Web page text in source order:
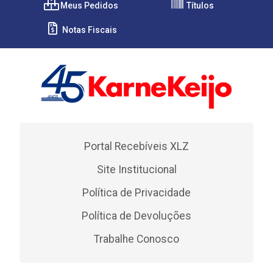
Meus Pedidos Títulos
Notas Fiscais
Portal Recebíveis XLZ
Site Institucional
Política de Privacidade
Política de Devoluções
Trabalhe Conosco